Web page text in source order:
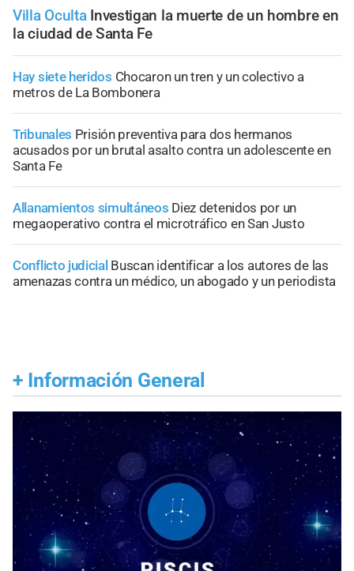
Villa Oculta Investigan la muerte de un hombre en
la ciudad de Santa Fe
Hay siete heridos Chocaron un tren y un colectivo a
metros de La Bombonera
Tribunales Prisión preventiva para dos hermanos
acusados por un brutal asalto contra un adolescente en
Santa Fe
Allanamientos simultáneos Diez detenidos por un
megaoperativo contra el microtráfico en San Justo
Conflicto judicial Buscan identificar a los autores de las
amenazas contra un médico, un abogado y un periodista
+ Información General